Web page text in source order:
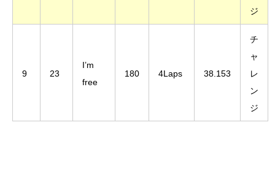
ジ
9 23
I’m
free
180 4Laps 38.153
チ
ャ
レ
ン
ジ